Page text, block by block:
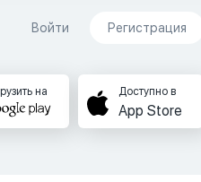
Войти Регистрация
на Доступно в
App Store